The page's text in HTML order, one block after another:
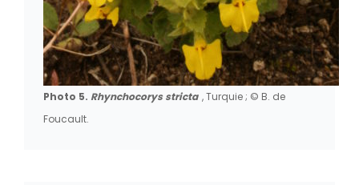
Photo 5. Rhynchocorys stricta , Turquie ; © B. de
Foucault.